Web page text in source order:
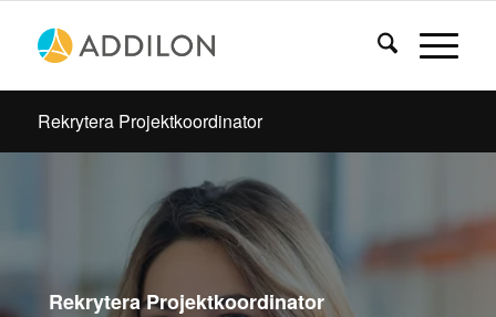
Rekrytera Projektkoordinator
Rekrytera Projektkoordinator